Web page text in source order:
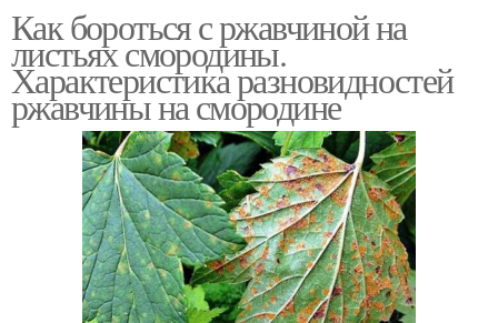
Как бороться с ржавчиной на
листьях смородины.
Характеристика разновидностей
ржавчины на смородине